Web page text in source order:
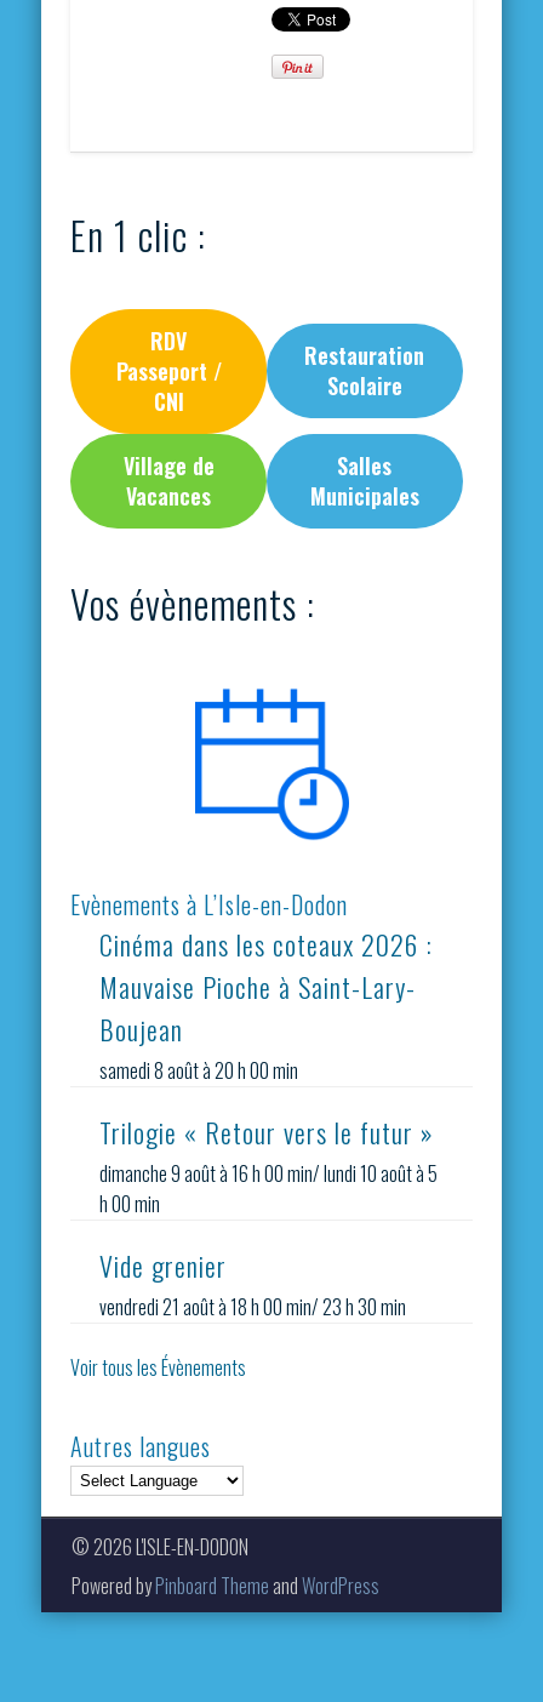
En 1 clic :
RDV
Passeport /
CNI
Restauration
Scolaire
Village de
Vacances
Salles
Municipales
Vos évènements :
Evènements à L’Isle-en-Dodon
Cinéma dans les coteaux 2026 :
Mauvaise Pioche à Saint-Lary-
Boujean
samedi 8 août à 20 h 00 min
Trilogie « Retour vers le futur »
dimanche 9 août à 16 h 00 min/lundi 10 août à 5
h 00 min
Vide grenier
vendredi 21 août à 18 h 00 min/23 h 30 min
Voir tous les Évènements
Autres langues
© 2026 L'ISLE-EN-DODON
Powered byPinboard Theme andWordPress